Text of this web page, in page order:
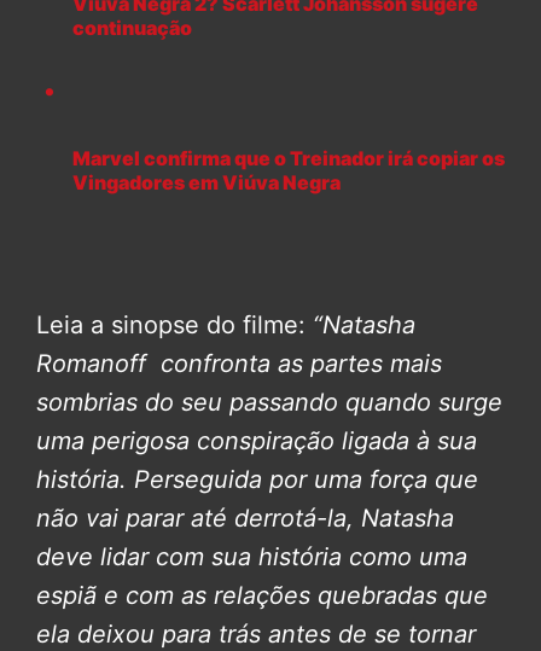
continuação
Marvel confirma que o Treinador irá copiar os
Vingadores em Viúva Negra
Leia a sinopse do filme: “Natasha
Romanoff confronta as partes mais
sombrias do seu passando quando surge
uma perigosa conspiração ligada à sua
história. Perseguida por uma força que
não vai parar até derrotá-la, Natasha
deve lidar com sua história como uma
espiã e com as relações quebradas que
ela deixou para trás antes de se tornar